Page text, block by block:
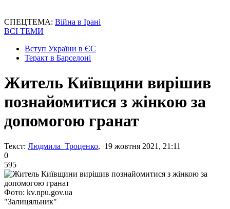
СПЕЦТЕМА: Війна в Ірані
ВСІ ТЕМИ
Вступ України в ЄС
Теракт в Барселоні
Житель Київщини вирішив
познайомитися з жінкою за
допомогою гранат
Текст: Людмила Троценко, 19 жовтня 2021, 21:11
0
595
Фото: kv.npu.gov.ua
"Залицяльник"